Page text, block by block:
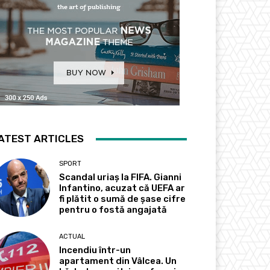
ARTICLES
SPORT
Scandal uriaș la FIFA. Gianni
Infantino, acuzat că UEFA ar
fi plătit o sumă de șase cifre
pentru o fostă angajată
ACTUAL
Incendiu într-un
apartament din Vâlcea. Un